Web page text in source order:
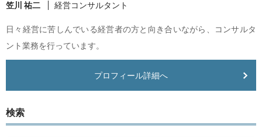
笠川 祐二 経営コンサルタント
日々経営に苦しんでいる経営者の方と向き合いながら、コンサルタ
ント業務を行っています。
プロフィール詳細へ
検索